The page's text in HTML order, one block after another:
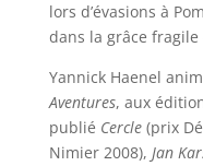
lors d’évasions à
dans la grâce fragile
Yannick Haenel
Aventures, aux
publié Cercle(prix
Nimier 2008), Jan